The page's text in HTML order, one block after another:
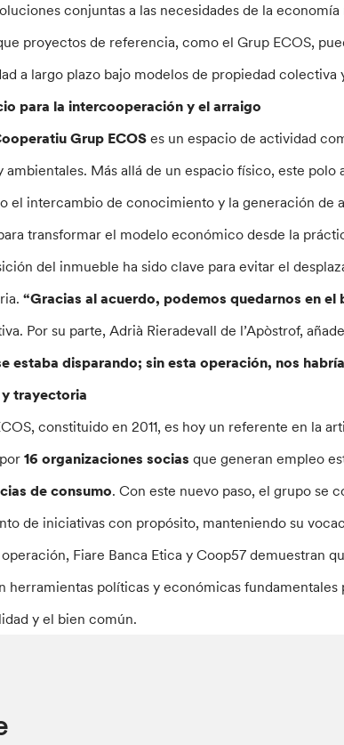
conjuntas a las necesidades de la
proyectos de referencia, como el Grup ECOS,
a largo plazo bajo modelos de propiedad colectiva
para la intercooperación y el arraigo
Grup ECOSes un espacio de actividad
ambientales. Más allá de un espacio físico, este
el intercambio de conocimiento y la generación de
transformar el modelo económico desde la
del inmueble ha sido clave para evitar el
“Gracias al acuerdo, podemos quedarnos en el
Por su parte, Adrià Rieradevall de l’Apòstrof,
estaba disparando; sin esta operación, nos
trayectoria
constituido en 2011, es hoy un referente en la
16 organizaciones socias que generan empleo
de consumo. Con este nuevo paso, el grupo se
de iniciativas con propósito, manteniendo su
Fiare Banca Etica y Coop57 demuestran
herramientas políticas y económicas
y el bien común.